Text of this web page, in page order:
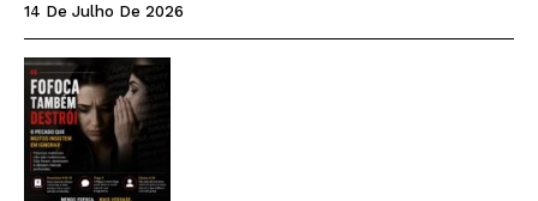
14 De Julho De 2026